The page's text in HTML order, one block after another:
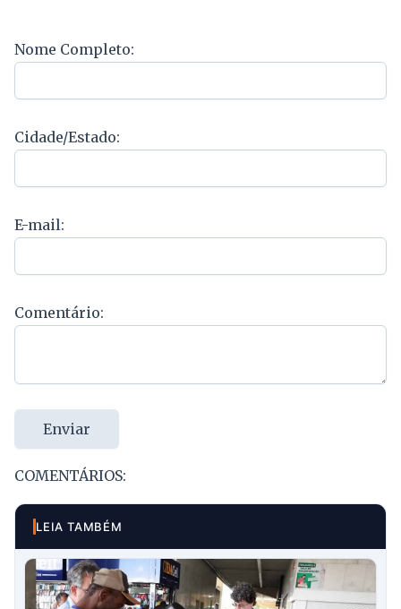
Nome Completo:
Cidade/Estado:
E-mail:
Comentário:
Enviar
COMENTÁRIOS:
LEIA TAMBÉM